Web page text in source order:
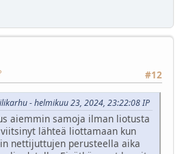
#12
- helmikuu 23, 2024, 23:22:08 IP
aiemmin samoja ilman liotusta
lähteä liottamaan kun
nettijuttujen perusteella aika